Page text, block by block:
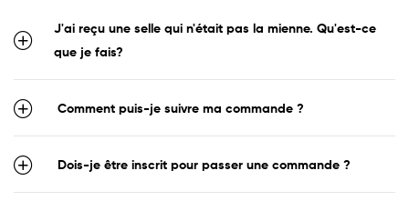
J'ai reçu une selle qui n'était pas la mienne. Qu'est-ce
que je fais?
Comment puis-je suivre ma commande ?
Dois-je être inscrit pour passer une commande ?